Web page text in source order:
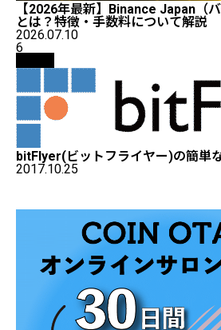
【2026年最新】Binance Japan（
とは？特徴・手数料について解説
2026.07.10
6
bitFlyer(ビットフライヤー)の簡単
2017.10.25